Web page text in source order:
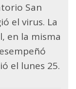
San
el virus. La
en la misma
el lunes 25.